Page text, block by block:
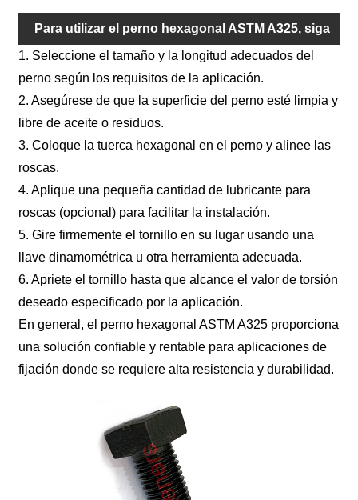
Para utilizar el perno hexagonal ASTM A325, siga
los pasos a continuación:
1. Seleccione el tamaño y la longitud adecuados del
perno según los requisitos de la aplicación.
2. Asegúrese de que la superficie del perno esté limpia y
libre de aceite o residuos.
3. Coloque la tuerca hexagonal en el perno y alinee las
roscas.
4. Aplique una pequeña cantidad de lubricante para
roscas (opcional) para facilitar la instalación.
5. Gire firmemente el tornillo en su lugar usando una
llave dinamométrica u otra herramienta adecuada.
6. Apriete el tornillo hasta que alcance el valor de torsión
deseado especificado por la aplicación.
En general, el perno hexagonal ASTM A325 proporciona
una solución confiable y rentable para aplicaciones de
fijación donde se requiere alta resistencia y durabilidad.